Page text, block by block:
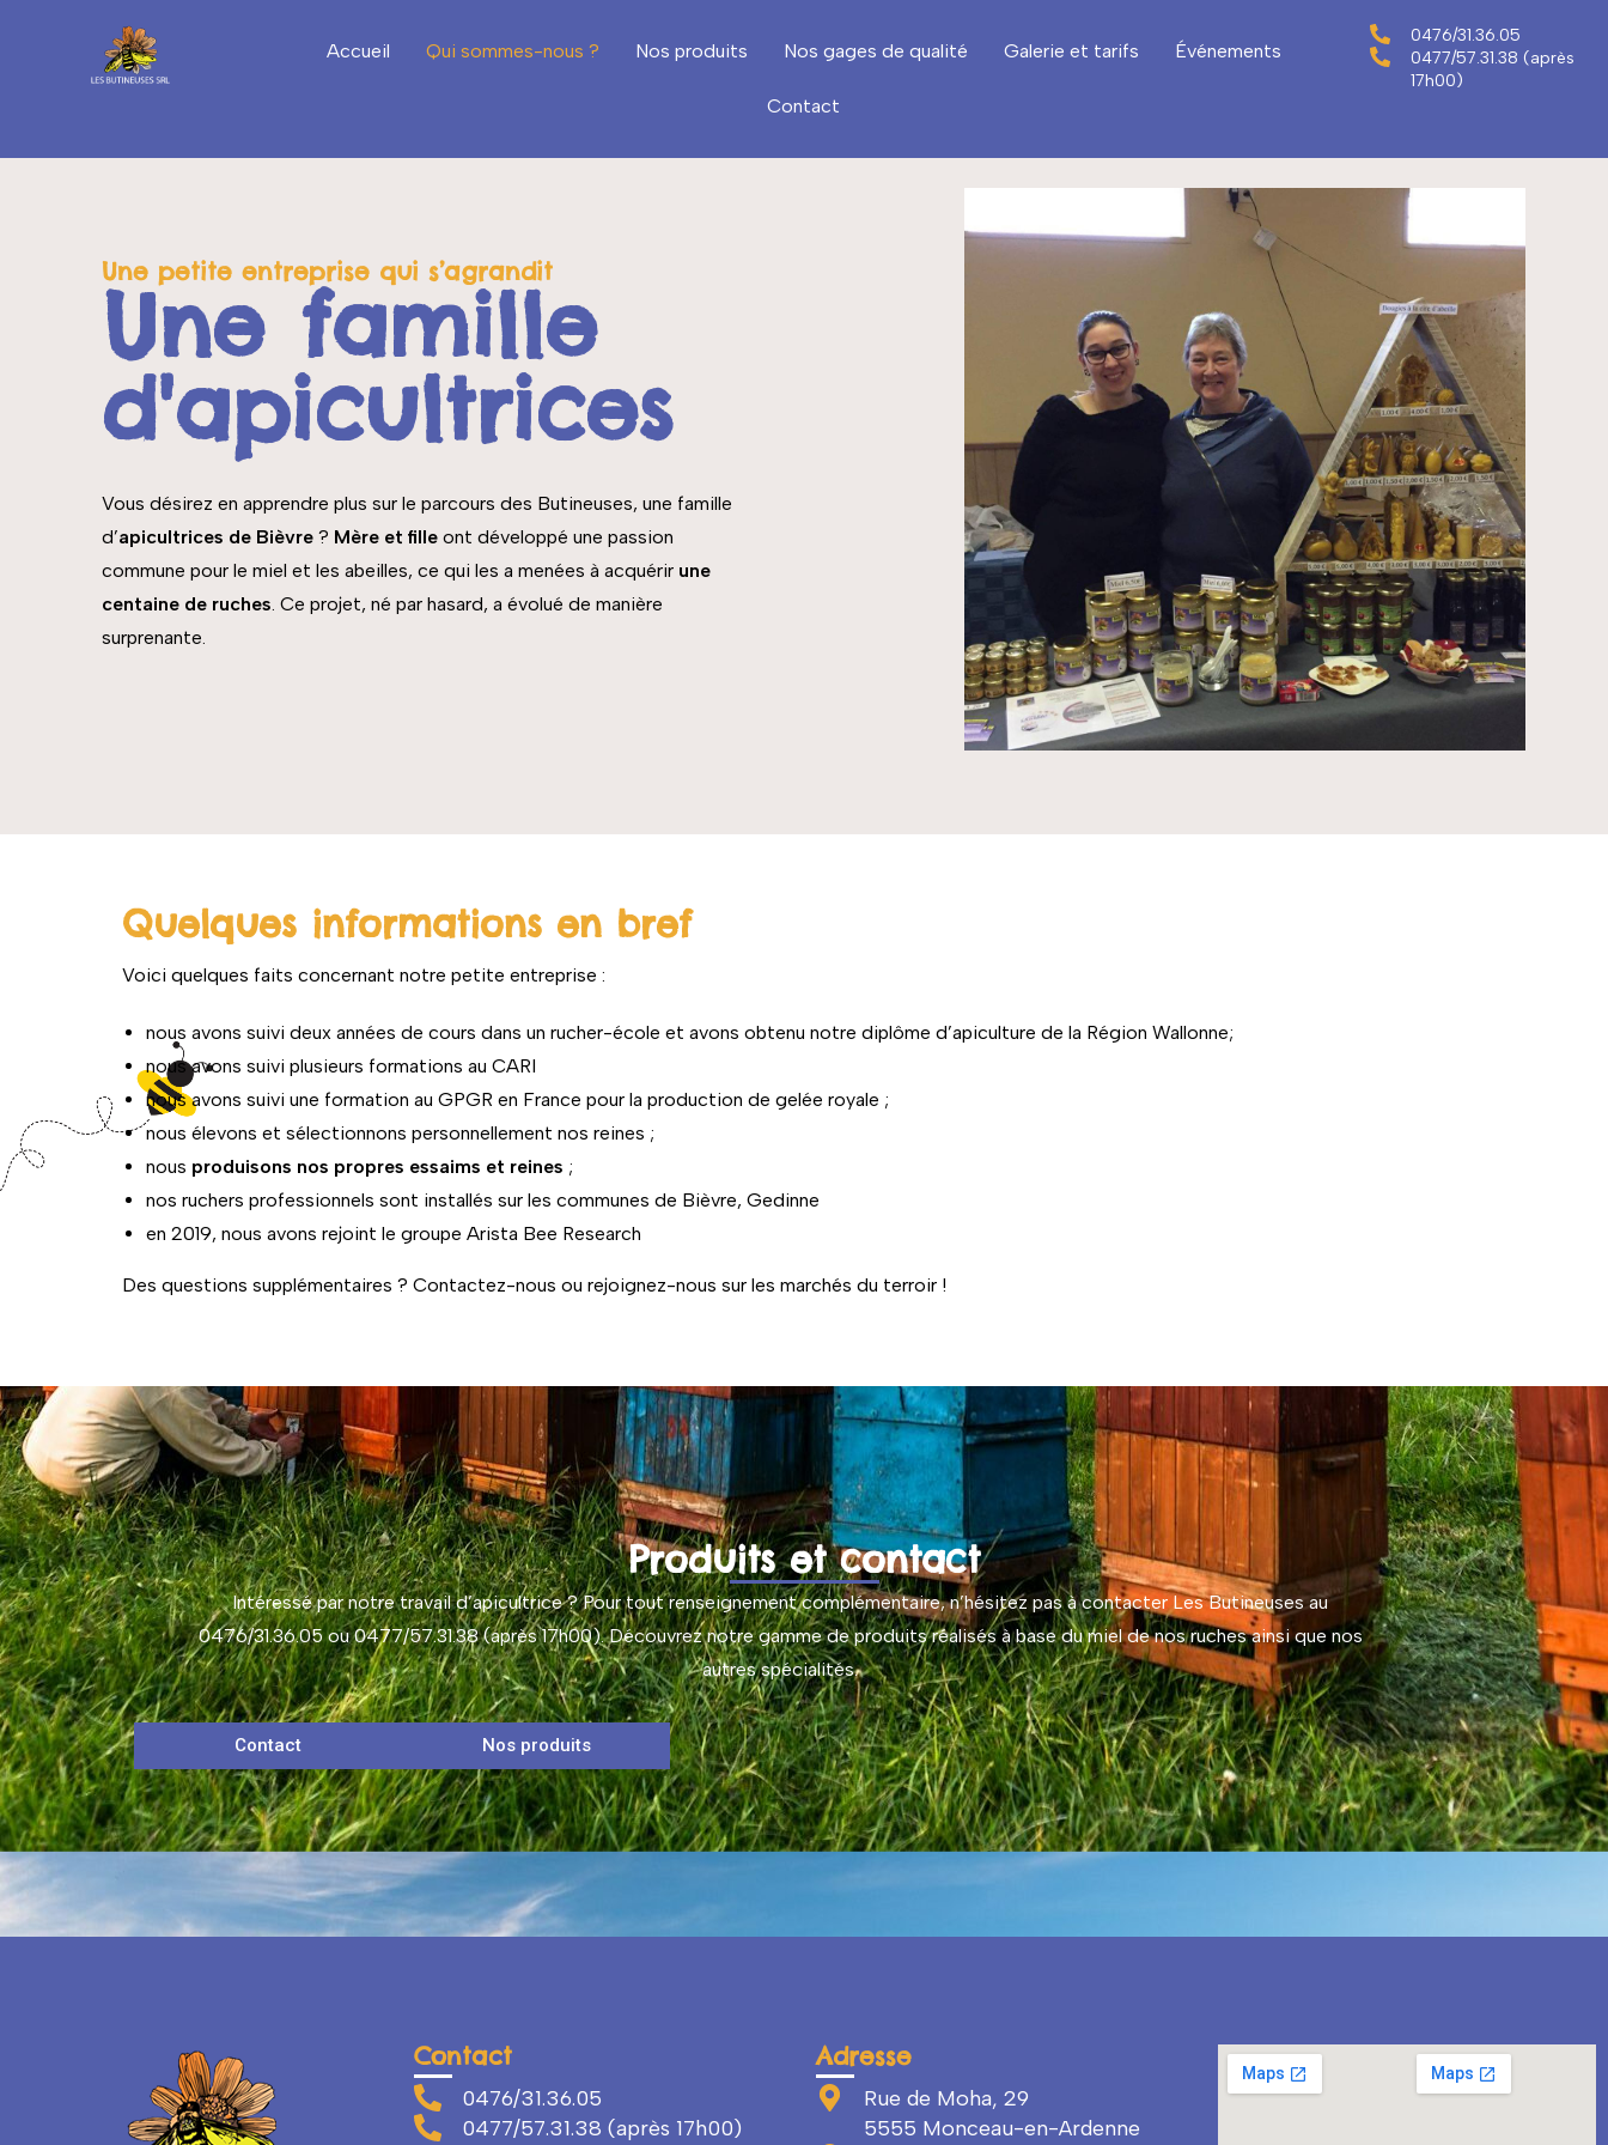
Accueil Qui sommes-nous ? Nos produits Nos gages de qualité Galerie et tarifs Événements
Contact
0476/31.36.05
0477/57.31.38 (après
17h00)
Une petite entreprise qui s’agrandit
Une famille
d'apicultrices
Vous désirez en apprendre plus sur le parcours des Butineuses, une famille
d’apicultrices de Bièvre ? Mère et fille ont développé une passion
commune pour le miel et les abeilles, ce qui les a menées à acquérir une
centaine de ruches. Ce projet, né par hasard, a évolué de manière
surprenante.
Quelques informations en bref
Voici quelques faits concernant notre petite entreprise :
nous avons suivi deux années de cours dans un rucher-école et avons obtenu notre diplôme d’apiculture de la Région Wallonne;
nous avons suivi plusieurs formations au CARI
nous avons suivi une formation au GPGR en France pour la production de gelée royale ;
nous élevons et sélectionnons personnellement nos reines ;
nous produisons nos propres essaims et reines ;
nos ruchers professionnels sont installés sur les communes de Bièvre, Gedinne
en 2019, nous avons rejoint le groupe Arista Bee Research
Des questions supplémentaires ? Contactez-nous ou rejoignez-nous sur les marchés du terroir !
Produits et contact
Intéressé par notre travail d’apicultrice ? Pour tout renseignement complémentaire, n’hésitez pas à contacter Les Butineuses au
0476/31.36.05 ou 0477/57.31.38 (après 17h00). Découvrez notre gamme de produits réalisés à base du miel de nos ruches ainsi que nos
autres spécialités.
Contact Nos produits
Contact
0476/31.36.05
0477/57.31.38 (après 17h00)
Adresse
Rue de Moha, 29
5555 Monceau-en-Ardenne